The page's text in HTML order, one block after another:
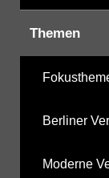
Themen
Berliner
Moderne